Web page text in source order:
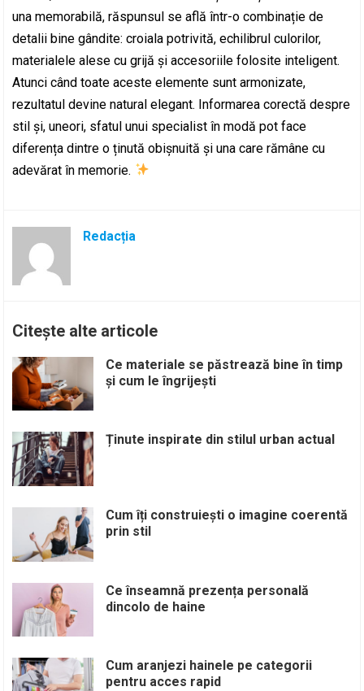
una memorabilă, răspunsul se află într-o combinație de
detalii bine gândite: croiala potrivită, echilibrul culorilor,
materialele alese cu grijă și accesoriile folosite inteligent.
Atunci când toate aceste elemente sunt armonizate,
rezultatul devine natural elegant. Informarea corectă despre
stil și, uneori, sfatul unui specialist în modă pot face
diferența dintre o ținută obișnuită și una care rămâne cu
adevărat în memorie.
Redacția
Citește alte articole
Ce materiale se păstrează bine în timp
și cum le îngrijești
Ținute inspirate din stilul urban actual
Cum îți construiești o imagine coerentă
prin stil
Ce înseamnă prezența personală
dincolo de haine
Cum aranjezi hainele pe categorii
pentru acces rapid